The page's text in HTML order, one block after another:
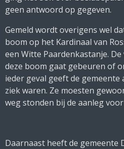
geen antwoord op gegeven.
Gemeld wordt overigens wel
boom op het Kardinaal van
een Witte Paardenkastanje.
deze boom gaat gebeuren of
ieder geval geeft de gemeente
ziek waren. Ze moesten
weg stonden bij de aanleg
Daarnaast heeft de gemeente